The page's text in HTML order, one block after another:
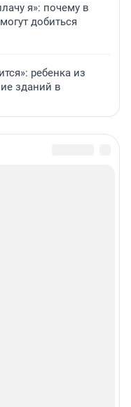
я»: почему в
добиться
ребенка из
зданий в